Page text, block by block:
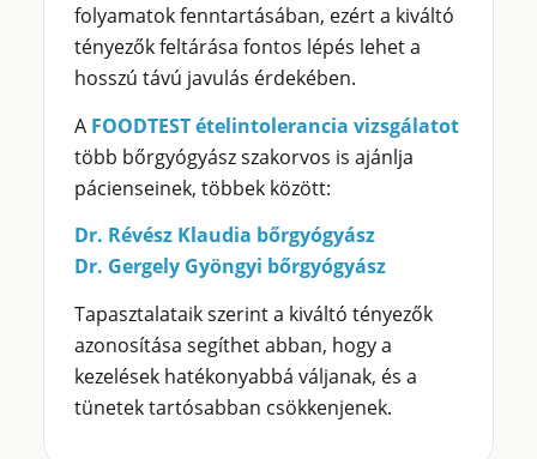
folyamatok fenntartásában, ezért a kiváltó
tényezők feltárása fontos lépés lehet a
hosszú távú javulás érdekében.
A FOODTEST ételintolerancia vizsgálatot
több bőrgyógyász szakorvos is ajánlja
pácienseinek, többek között:
Dr. Révész Klaudia bőrgyógyász
Dr. Gergely Gyöngyi bőrgyógyász
Tapasztalataik szerint a kiváltó tényezők
azonosítása segíthet abban, hogy a
kezelések hatékonyabbá váljanak, és a
tünetek tartósabban csökkenjenek.